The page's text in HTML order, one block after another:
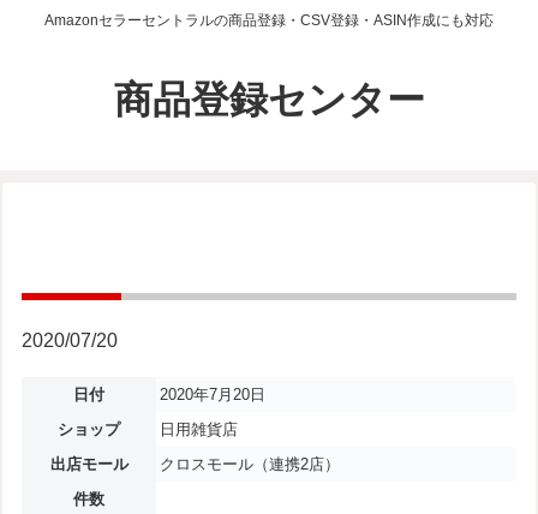
Amazonセラーセントラルの商品登録・CSV登録・ASIN作成にも対応
商品登録センター
2020/07/20
日付
2020年7月20日
ショップ
日用雑貨店
出店モール
クロスモール（連携2店）
件数